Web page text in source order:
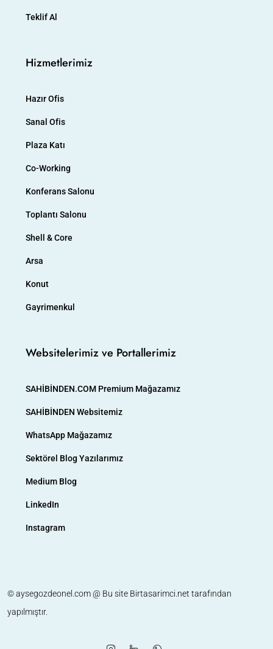
Teklif Al
Hizmetlerimiz
Hazır Ofis
Sanal Ofis
Plaza Katı
Co-Working
Konferans Salonu
Toplantı Salonu
Shell & Core
Arsa
Konut
Gayrimenkul
Websitelerimiz ve Portallerimiz
SAHİBİNDEN.COM Premium Mağazamız
SAHİBİNDEN Websitemiz
WhatsApp Mağazamız
Sektörel Blog Yazılarımız
Medium Blog
LinkedIn
Instagram
© aysegozdeonel.com @ Bu site Birtasarimci.net tarafından
yapılmıştır.